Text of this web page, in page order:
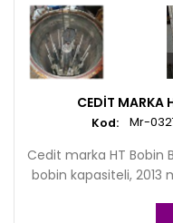
CEDIT MARKA
Mr-
Cedit marka HT Bobin
bobin kapasiteli, 2013